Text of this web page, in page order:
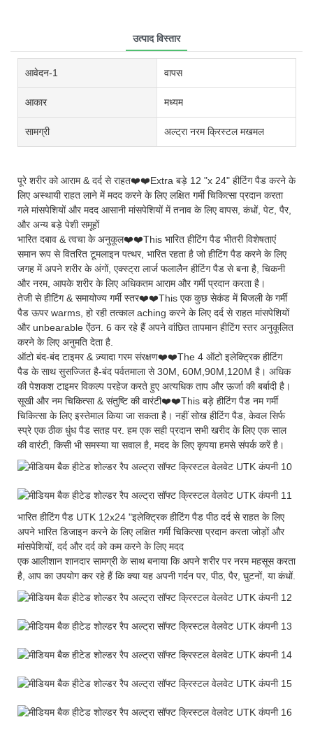
उत्पाद विस्तार
आवेदन-1 वापस
आकार मध्यम
सामग्री अल्ट्रा नरम क्रिस्टल मखमल
पूरे शरीर को आराम & दर्द से राहत❤️❤️Extra बड़े 12 "x 24" हीटिंग पैड करने के
लिए अस्थायी राहत लाने में मदद करने के लिए लक्षित गर्मी चिकित्सा प्रदान करता
गले मांसपेशियों और मदद आसानी मांसपेशियों में तनाव के लिए वापस, कंधों, पेट, पैर,
और अन्य बड़े पेशी समूहों
भारित दबाव & त्वचा के अनुकूल❤️❤️This भारित हीटिंग पैड भीतरी विशेषताएं
समान रूप से वितरित टूमलाइन पत्थर, भारित रहता है जो हीटिंग पैड करने के लिए
जगह में अपने शरीर के अंगों, एक्स्ट्रा लार्ज फलालैन हीटिंग पैड से बना है, चिकनी
और नरम, आपके शरीर के लिए अधिकतम आराम और गर्मी प्रदान करता है।
तेजी से हीटिंग & समायोज्य गर्मी स्तर❤️❤️This एक कुछ सेकंड में बिजली के गर्मी
पैड ऊपर warms, हो रही तत्काल aching करने के लिए दर्द से राहत मांसपेशियों
और unbearable ऐंठन. 6 कर रहे हैं अपने वांछित तापमान हीटिंग स्तर अनुकूलित
करने के लिए अनुमति देता है.
ऑटो बंद-बंद टाइमर & ज़्यादा गरम संरक्षण❤️❤️The 4 ऑटो इलेक्ट्रिक हीटिंग
पैड के साथ सुसज्जित है-बंद पर्वतमाला से 30M, 60M,90M,120M है। अधिक
की पेशकश टाइमर विकल्प परहेज करते हुए अत्यधिक ताप और ऊर्जा की बर्बादी है।
सूखी और नम चिकित्सा & संतुष्टि की वारंटी❤️❤️This बड़े हीटिंग पैड नम गर्मी
चिकित्सा के लिए इस्तेमाल किया जा सकता है। नहीं सोख हीटिंग पैड, केवल सिर्फ
स्प्रे एक ठीक धुंध पैड सतह पर. हम एक सही प्रदान सभी खरीद के लिए एक साल
की वारंटी, किसी भी समस्या या सवाल है, मदद के लिए कृपया हमसे संपर्क करें है।
भारित हीटिंग पैड UTK 12x24 "इलेक्ट्रिक हीटिंग पैड पीठ दर्द से राहत के लिए
अपने भारित डिजाइन करने के लिए लक्षित गर्मी चिकित्सा प्रदान करता जोड़ों और
मांसपेशियों, दर्द और दर्द को कम करने के लिए मदद
एक आलीशान शानदार सामग्री के साथ बनाया कि अपने शरीर पर नरम महसूस करता
है, आप का उपयोग कर रहे हैं कि क्या यह अपनी गर्दन पर, पीठ, पैर, घुटनों, या कंधों.